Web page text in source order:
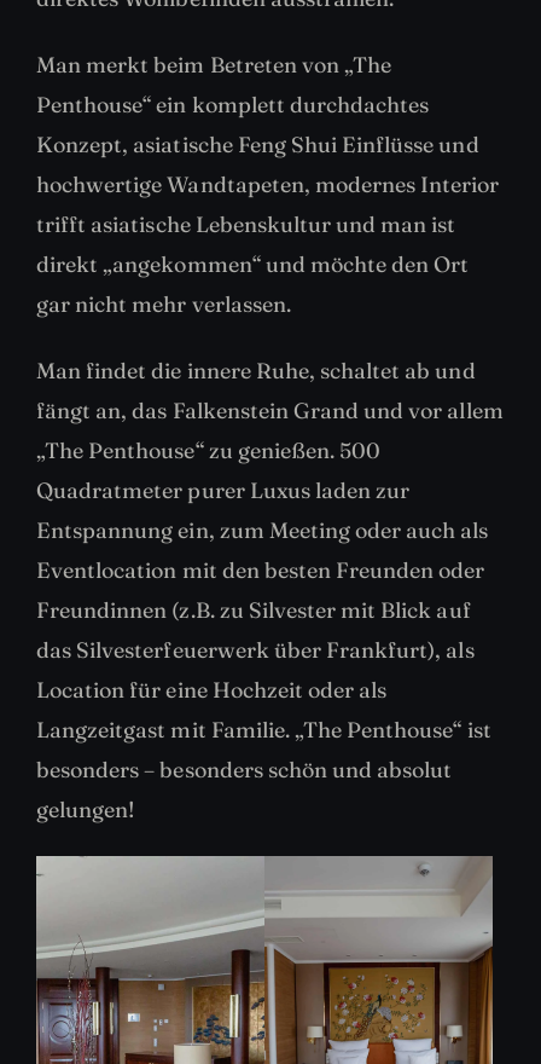
Man merkt beim Betreten von „The
Penthouse“ ein komplett durchdachtes
Konzept, asiatische Feng Shui Einflüsse und
hochwertige Wandtapeten, modernes Interior
trifft asiatische Lebenskultur und man ist
direkt „angekommen“ und möchte den Ort
gar nicht mehr verlassen.
Man findet die innere Ruhe, schaltet ab und
fängt an, das Falkenstein Grand und vor allem
„The Penthouse“ zu genießen. 500
Quadratmeter purer Luxus laden zur
Entspannung ein, zum Meeting oder auch als
Eventlocation mit den besten Freunden oder
Freundinnen (z.B. zu Silvester mit Blick auf
das Silvesterfeuerwerk über Frankfurt), als
Location für eine Hochzeit oder als
Langzeitgast mit Familie. „The Penthouse“ ist
besonders – besonders schön und absolut
gelungen!